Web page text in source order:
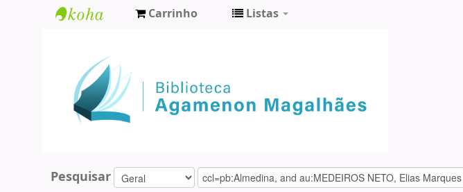
Agamenon
Magalhães
Carrinho Listas
Pesquisar